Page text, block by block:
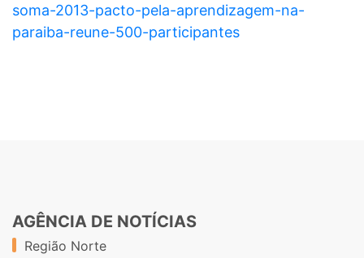
soma-2013-pacto-pela-aprendizagem-na-
paraiba-reune-500-participantes
AGÊNCIA DE NOTÍCIAS
Região Norte